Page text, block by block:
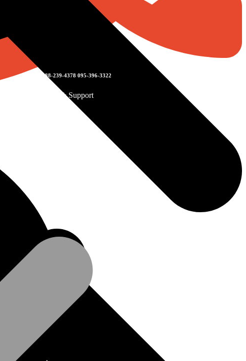
088-239-4378 095-396-3322
Sales & Support